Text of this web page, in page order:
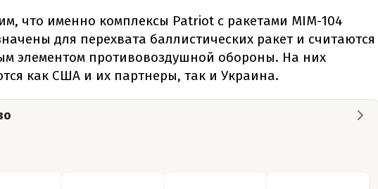
что именно комплексы Patriot с ракетами MIM-104
для перехвата баллистических ракет и считаются
элементом противовоздушной обороны. На них
как США и их партнеры, так и Украина.